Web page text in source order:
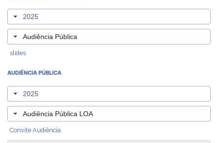
2025
Audiência Pública
slides
AUDIÊNCIA PÚBLICA
2025
Audiência Pública LOA
Convite Audiência